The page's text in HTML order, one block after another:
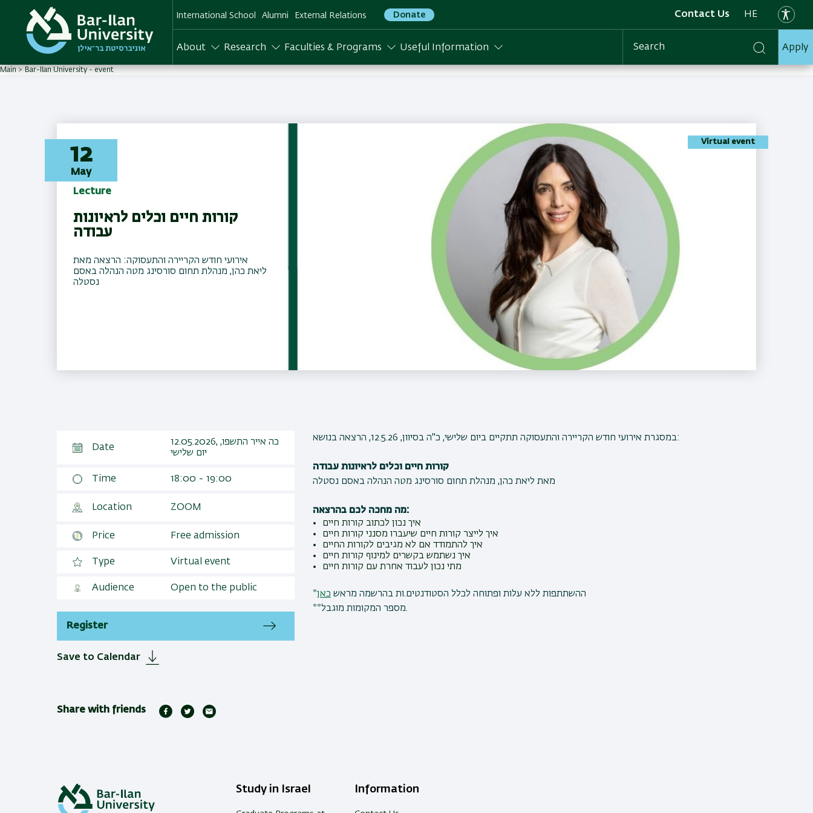
content
International School Alumni External Relations Donate Contact Us HE
About Research Faculties & Programs Useful Information Search Apply
Main Bar-Ilan University - event
12
May
Virtual event
Lecture
קורות חיים וכלים לראיונות
עבודה
אירועי חודש הקריירה והתעסוקה: הרצאה מאת
ליאת כהן, מנהלת תחום סורסינג מטה הנהלה באסם
נסטלה
Date
12.05.2026, כה אייר התשפו,
יום שלישי
Time 18:00 - 19:00
Location ZOOM
Price Free admission
Type Virtual event
Audience Open to the public
Register
Save to Calendar
במסגרת אירועי חודש הקריירה והתעסוקה תתקיים ביום שלישי, כ"ה בסיוון, 12.5.26, הרצאה בנושא:
מאת ליאת כהן, מנהלת תחום סורסינג מטה הנהלה באסם נסטלה
מה מחכה לכם בהרצאה:
איך נכון לכתוב קורות חיים
איך לייצר קורות חיים שיעברו מסנני קורות חיים
איך להתמודד אם לא מגיבים לקורות החיים
איך נשתמש בקשרים למינוף קורות חיים
מתי נכון לעבוד אחרת עם קורות חיים
*ההשתתפות ללא עלות ופתוחה לכלל הסטודנטים.ות בהרשמה מראש כאן
**מספר המקומות מוגבל.
Share with friends
Study in Israel Information